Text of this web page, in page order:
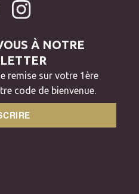
À NOTRE
remise sur votre 1ère
code de bienvenue.